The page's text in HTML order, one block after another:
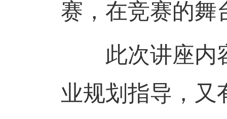
赛，在竞赛的舞
此次讲座内容
业规划指导，又